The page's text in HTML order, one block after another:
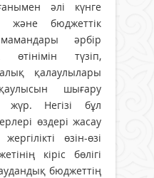
әлі күнге
және бюджеттік
әрбір
өтінімін түзіп,
қалаулылары
шығару
жүр. Негізі бұл
өздері жасау
өзін-өзі
кіріс бөлігі
бюджеттің